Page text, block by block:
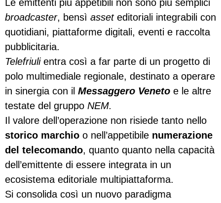
Le emittenti più appetibili non sono più semplici
broadcaster, bensì asseteditoriali integrabili con
quotidiani, piattaforme digitali, eventi e raccolta
pubblicitaria.
Telefriulientra così a far parte di un progetto di
polo multimediale regionale, destinato a operare
in sinergia con il Messaggero Veneto e le altre
testate del gruppo NEM.
Il valore dell’operazione non risiede tanto nello
storico marchio o nell’appetibile numerazione
del telecomando, quanto quanto nella capacità
dell’emittente di essere integrata in un
ecosistema editoriale multipiattaforma.
Si consolida così un nuovo paradigma